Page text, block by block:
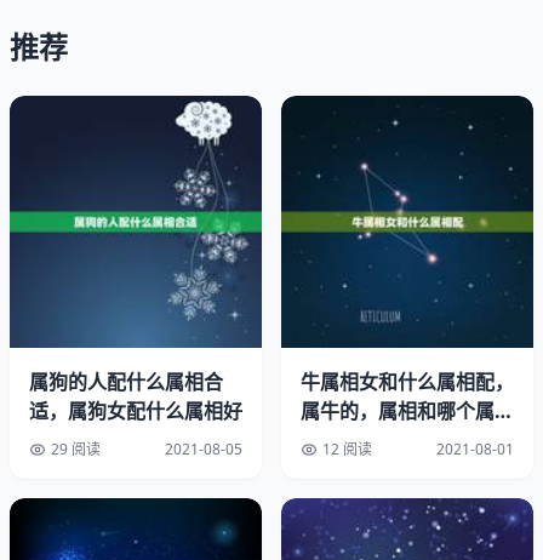
六二年虎男生和七二的鼠女生相配吗？
不是不能的，所以就看你们两个也要看一下两个人的生辰八
字。以及时辰啊，还有你们两个人的属相啊。
62年属虎的人以与哪些属相交往最好
其次是与午马戌狗三合，故也宜属马或属狗的。
推荐
属狗的人配什么属相合
适，属狗女配什么属相好
29 阅读 2021-08-05
牛属相女和什么属相配，
属牛的，属相和哪个属相
最配？
12 阅读 2021-08-01